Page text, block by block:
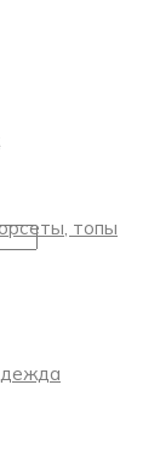
топы